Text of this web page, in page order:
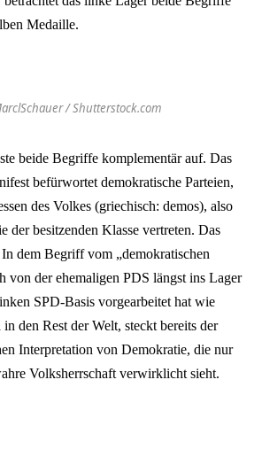
Medaille.
/ Shutterstock.com
beide Begriffe komplementär auf. Das
befürwortet demokratische Parteien,
des Volkes (griechisch: demos), also
der besitzenden Klasse vertreten. Das
dem Begriff vom „demokratischen
von der ehemaligen PDS längst ins Lager
SPD-Basis vorgearbeitet hat wie
den Rest der Welt, steckt bereits der
Interpretation von Demokratie, die nur
Volksherrschaft verwirklicht sieht.